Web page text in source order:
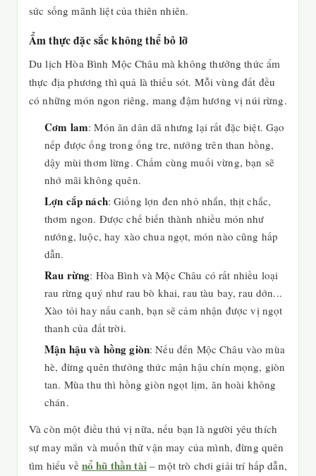
sức sống mãnh liệt của thiên nhiên.
Ẩm thực đặc sắc không thể bỏ lỡ
Du lịch Hòa Bình Mộc Châu mà không thưởng thức ẩm
thực địa phương thì quả là thiếu sót. Mỗi vùng đất đều
có những món ngon riêng, mang đậm hương vị núi rừng.
Cơm lam: Món ăn dân dã nhưng lại rất đặc biệt. Gạo
nếp được ống trong ống tre, nướng trên than hồng,
dậy mùi thơm lừng. Chấm cùng muối vừng, bạn sẽ
nhớ mãi không quên.
Lợn cắp nách: Giống lợn đen nhỏ nhắn, thịt chắc,
thơm ngon. Được chế biến thành nhiều món như
nướng, luộc, hay xào chua ngọt, món nào cũng hấp
dẫn.
Rau rừng: Hòa Bình và Mộc Châu có rất nhiều loại
rau rừng quý như rau bò khai, rau tàu bay, rau dớn...
Xào tỏi hay nấu canh, bạn sẽ cảm nhận được vị ngọt
thanh của đất trời.
Mận hậu và hồng giòn: Nếu đến Mộc Châu vào mùa
hè, đừng quên thưởng thức mận hậu chín mọng, giòn
tan. Mùa thu thì hồng giòn ngọt lịm, ăn hoài không
chán.
Và còn một điều thú vị nữa, nếu bạn là người yêu thích
sự may mắn và muốn thử vận may của mình, đừng quên
tìm hiểu về nổ hũ thần tài– một trò chơi giải trí hấp dẫn,